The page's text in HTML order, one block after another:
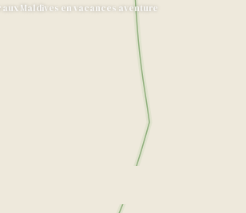
aux Maldives en vacances aventure